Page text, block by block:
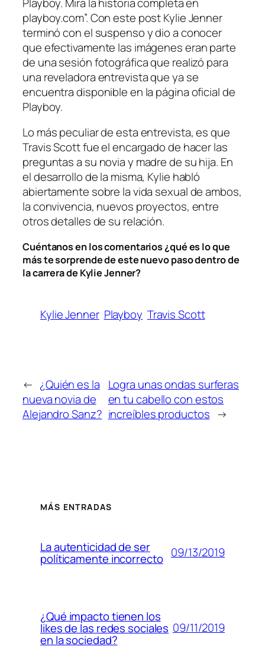
playboy.com”. Con este post Kylie Jenner
terminó con el suspenso y dio a conocer
que efectivamente las imágenes eran parte
de una sesión fotográfica que realizó para
una reveladora entrevista que ya se
encuentra disponible en la página oficial de
Playboy.
Lo más peculiar de esta entrevista, es que
Travis Scott fue el encargado de hacer las
preguntas a su novia y madre de su hija. En
el desarrollo de la misma, Kylie habló
abiertamente sobre la vida sexual de ambos,
la convivencia, nuevos proyectos, entre
otros detalles de su relación.
Cuéntanos en los comentarios ¿qué es lo que
más te sorprende de este nuevo paso dentro de
la carrera de Kylie Jenner?
Kylie Jenner Playboy Travis Scott
← ¿Quién es la
nueva novia de
Alejandro Sanz?
Logra unas ondas surferas
en tu cabello con estos
increíbles productos →
MÁS ENTRADAS
La autenticidad de ser
políticamente incorrecto 09/13/2019
¿Qué impacto tienen los
likes de las redes sociales
en la sociedad?
09/11/2019